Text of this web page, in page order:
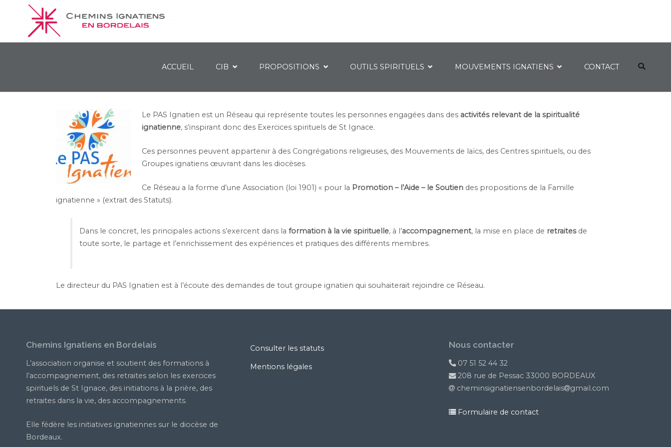
ACCUEIL CIB PROPOSITIONS OUTILS SPIRITUELS MOUVEMENTS IGNATIENS CONTACT
Le PAS Ignatien est un Réseau qui représente toutes les personnes engagées dans desactivités relevant de la spiritualité
ignatienne, s’inspirant donc des Exercices spirituels de St Ignace.
Ces personnes peuvent appartenir à des Congrégations religieuses, des Mouvements de laïcs, des Centres spirituels, ou des
Groupes ignatiens œuvrant dans les diocèses.
Ce Réseau a la forme d’une Association (loi 1901) « pour la Promotion – l’Aide – le Soutiendes propositions de la Famille
ignatienne » (extrait des Statuts).
Dans le concret, les principales actions s’exercent dans laformation à la vie spirituelle, à l’accompagnement, la mise en place de retraitesde
toute sorte, le partage et l’enrichissement des expériences et pratiques des différents membres.
Le directeur du PAS Ignatien est à l’écoute des demandes de tout groupe ignatien qui souhaiterait rejoindre ce Réseau.
Chemins Ignatiens en Bordelais
L’association organise et soutient des formations à
l’accompagnement, des retraites selon les exercices
spirituels de St Ignace, des initiations à la prière, des
retraites dans la vie, des accompagnements.
Elle fédère les initiatives ignatiennes sur le diocèse de
Bordeaux.
Consulter les statuts
Mentions légales
Nous contacter
07 51 52 44 32
208 rue de Pessac 33000 BORDEAUX
cheminsignatiensenbordelais
gmail.com
Formulaire de contact